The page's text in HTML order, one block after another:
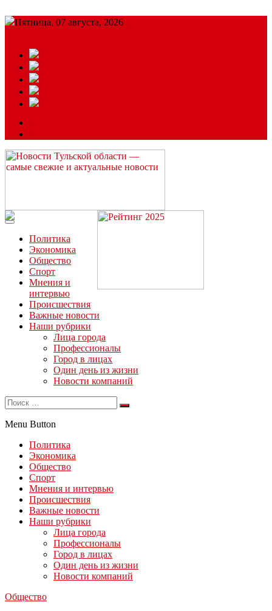
Пятница, 07 августа, 2026
Читайте последние новости дня в Тульской области на сайте
“ЗаНовомосковск”
Политика
Экономика
Общество
Спорт
Мнения и
интервью
Происшествия
Важные новости
Наши рубрики
Лица города
Профессионалы
Город в лицах
Один день из жизни
Новости компаний
Menu Button
Политика
Экономика
Общество
Спорт
Мнения и интервью
Происшествия
Важные новости
Наши рубрики
Лица города
Профессионалы
Город в лицах
Один день из жизни
Новости компаний
Общество